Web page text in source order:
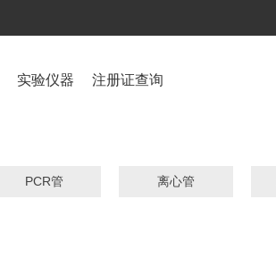
实验仪器 注册证查询
PCR管 离心管